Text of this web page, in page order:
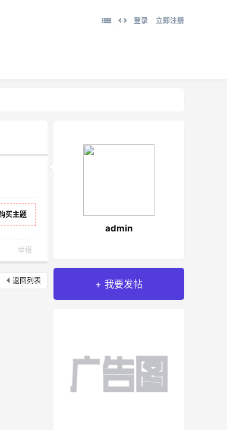
登录 立即注册
买主题
举报
返回列表
admin
+ 我要发帖